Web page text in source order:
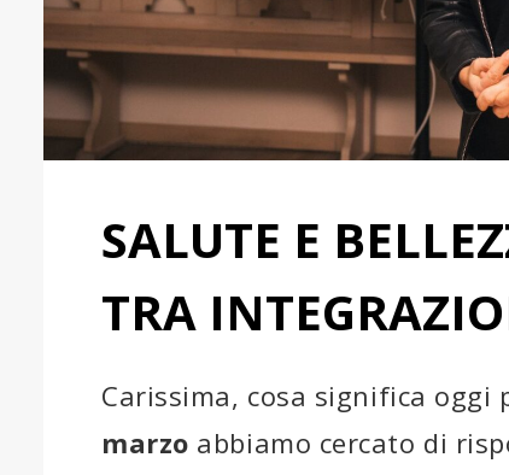
SALUTE E
TRA
Carissima, cosa significa oggi
marzo abbiamo cercato di